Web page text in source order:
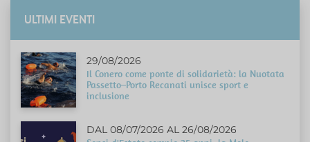
ULTIMI EVENTI
29/08/2026
Il Conero come ponte di solidarietà: la Nuotata
Passetto–Porto Recanati unisce sport e
inclusione
DAL 08/07/2026 AL 26/08/2026